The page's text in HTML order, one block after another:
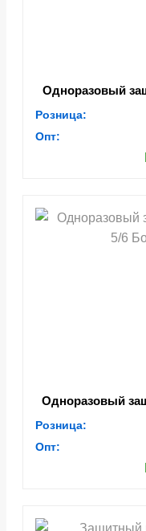
Одноразовый
Розница:
Опт:
Одноразовый
Розница:
Опт: